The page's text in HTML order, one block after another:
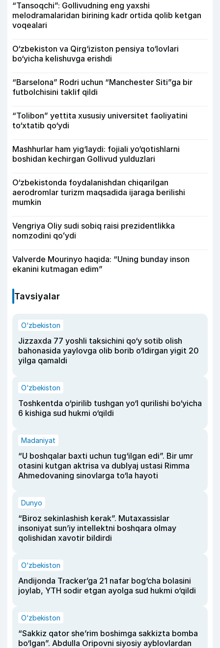
“Tansoqchi”: Gollivudning eng yaxshi
melodramalaridan birining kadr ortida qolib ketgan
voqealari
O‘zbekiston va Qirg‘iziston pensiya to‘lovlari
bo‘yicha kelishuvga erishdi
“Barselona” Rodri uchun “Manchester Siti”ga bir
futbolchisini taklif qildi
“Tolibon” yettita xususiy universitet faoliyatini
to‘xtatib qo‘ydi
Mashhurlar ham yig‘laydi: fojiali yo‘qotishlarni
boshidan kechirgan Gollivud yulduzlari
O‘zbekistonda foydalanishdan chiqarilgan
aerodromlar turizm maqsadida ijaraga berilishi
mumkin
Vengriya Oliy sudi sobiq raisi prezidentlikka
nomzodini qoʻydi
Valverde Mourinyo haqida: “Uning bunday inson
ekanini kutmagan edim”
Tavsiyalar
O‘zbekiston
Jizzaxda 77 yoshli taksichini qo‘y sotib olish
bahonasida yaylovga olib borib o‘ldirgan yigit 20
yilga qamaldi
O‘zbekiston
Toshkentda o‘pirilib tushgan yo‘l qurilishi bo‘yicha
6 kishiga sud hukmi o‘qildi
Madaniyat
“U boshqalar baxti uchun tug‘ilgan edi”. Bir umr
otasini kutgan aktrisa va dublyaj ustasi Rimma
Ahmedovaning sinovlarga to‘la hayoti
Dunyo
“Biroz sekinlashish kerak”. Mutaxassislar
insoniyat sun’iy intellektni boshqara olmay
qolishidan xavotir bildirdi
O‘zbekiston
Andijonda Tracker’ga 21 nafar bog‘cha bolasini
joylab, YTH sodir etgan ayolga sud hukmi o‘qildi
O‘zbekiston
“Sakkiz qator she’rim boshimga sakkizta bomba
bo‘lgan”. Abdulla Oripovni siyosiy ayblovlardan